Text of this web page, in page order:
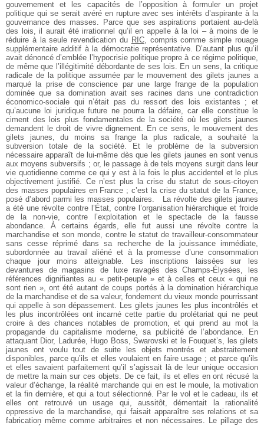
gouvernement et les capacités de l’opposition à formuler un projet
politique qui se serait avéré en rupture avec ses intérêts d’aspirante à la
gouvernance des masses. Parce que ses aspirations portaient au-delà
des lois, il aurait été irrationnel qu’il en appelle à la loi – à moins de le
réduire à la seule revendication du RIC, compris comme simple rouage
supplémentaire additif à la démocratie représentative. D’autant plus qu’il
avait dénoncé d’emblée l’hypocrisie politique propre à ce régime politique,
de même que l’illégitimité débordante de ses lois. En un sens, la critique
radicale de la politique assumée par le mouvement des gilets jaunes a
marqué la prise de conscience par une large frange de la population
dominée que sa domination avait ses racines dans une contradiction
économico-sociale qui n’était pas du ressort des lois existantes ; et
qu’aucune loi juridique future ne pourra la défaire, car elle constitue le
ciment des lois plus fondamentales de la société où les gilets jaunes
demandent le droit de vivre dignement. En ce sens, le mouvement des
gilets jaunes, du moins sa frange la plus radicale, a souhaité la
subversion totale de la société. Et le problème de la subversion
nécessaire apparaît de lui-même dès que les gilets jaunes en sont venus
aux moyens subversifs ; or, le passage à de tels moyens surgit dans leur
vie quotidienne comme ce qui y est à la fois le plus accidentel et le plus
objectivement justifié. Ce n’est plus la crise du statut de sous-citoyen
des masses populaires en France ; c’est la crise du statut de la France,
posé d’abord parmi les masses populaires.
La révolte des gilets jaunes
a été une révolte contre l’État, contre l’organisation hiérarchique et froide
de la non-vie, contre l’exploitation et le spectacle de la fausse
abondance. À certains égards, elle fut aussi une révolte contre la
marchandise et son monde, contre le statut de travailleur-consommateur
sans cesse réprimé dans sa recherche de la jouissance immédiate,
subordonnée au travail aliéné et à la promesse d’une consommation
chaque jour moins atteignable. Les inscriptions laissées sur les
devantures de magasins de luxe ravagés des Champs-Élysées, les
références dignifiantes au « petit-peuple » et à celles et ceux « qui ne
sont rien », ont été autant de coups portés à la domination hiérarchique
de la marchandise et de sa valeur, fondement du vieux monde pourrissant
qui appelle à son dépassement. Les gilets jaunes les plus incontrôlés et
les plus incontrôlées ont incarné cette partie du prolétariat qui ne peut
croire à des chances notables de promotion, et qui prend au mot la
propagande du capitalisme moderne, sa publicité de l’abondance. En
attaquant Dior, Ladurée, Hugo Boss, Swarovski et le Fouquet’s, les gilets
jaunes ont voulu tout de suite les objets montrés et abstraitement
disponibles, parce qu’ils et elles voulaient en faire usage ; et parce qu’ils
et elles savaient parfaitement qu’il s’agissait là de leur unique occasion
de mettre la main sur ces objets. De ce fait, ils et elles en ont récusé la
valeur d’échange, la réalité marchande qui en est le moule, la motivation
et la fin dernière, et qui a tout sélectionné. Par le vol et le cadeau, ils et
elles ont retrouvé un usage qui, aussitôt, démentait la rationalité
oppressive de la marchandise, qui faisait apparaître ses relations et sa
fabrication même comme arbitraires et non nécessaires. Le pillage des